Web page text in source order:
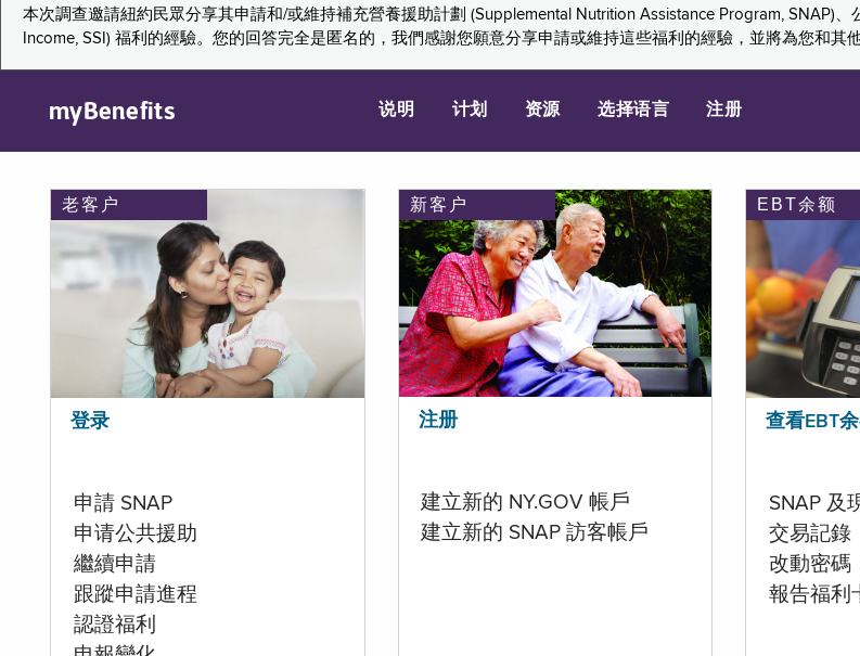
本次調查邀請紐約民眾分享其申請和/或維持補充營養援助計劃 (Supplemental Nutrition Assistance Program, SNAP)、
Income, SSI) 福利的經驗。您的回答完全是匿名的，我們感謝您願意分享申請或維持這些福利的經驗，並將為您和其
myBenefits 说明 计划 资源 选择语言 注册
老客户
登录
申請 SNAP
申请公共援助
繼續申請
跟蹤申請進程
認證福利
新客户
注册
建立新的 NY.GOV 帳戶
建立新的 SNAP 訪客帳戶
EBT余额
查看EBT
SNAP 及
交易記錄
改動密碼
報告福利